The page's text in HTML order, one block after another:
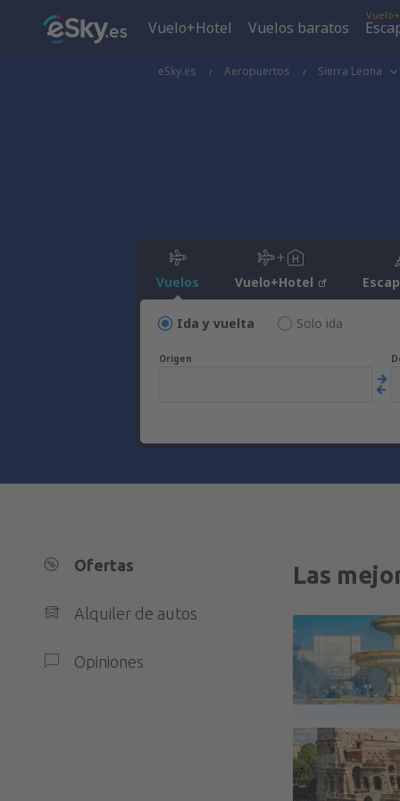
Vuelo+Hotel Vuelos baratos
eSky.es Aeropuertos Sierra Leona
Vuelos Vuelo+Hotel
Ida y vuelta Solo ida
Origen
Ofertas
Alquiler de autos
Opiniones
Las